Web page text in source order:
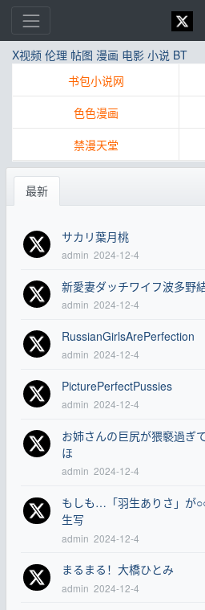
X视频 伦理 帖图 漫画 电影 小说 BT
书包小说网
色色漫画
禁漫天堂
最新
サカリ葉月桃
admin 2024-12-4
新愛妻ダッチワイフ波多野
admin 2024-12-4
RussianGirlsArePerfection
admin 2024-12-4
PicturePerfectPussies
admin 2024-12-4
お姉さんの巨尻が猥褻過ぎ
ほ
admin 2024-12-4
もしも…「羽生ありさ」が
生写
admin 2024-12-4
まるまる！大橋ひとみ
admin 2024-12-4